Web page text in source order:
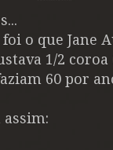
o que Jane
1/2 coroa
60 por